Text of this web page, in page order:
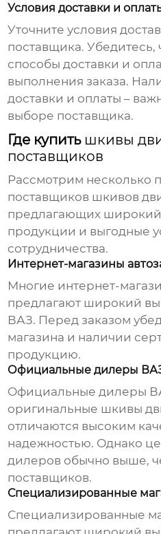
Условия доставки и
Уточните условия
поставщика. Убедитесь,
способы доставки и
выполнения заказа.
доставки и оплаты –
выборе поставщика.
Где купить шкивы
поставщиков
Рассмотрим несколько
поставщиков шкивов
предлагающих широкий
продукции и выгодные
сотрудничества.
Интернет-магазины
Многие интернет-
предлагают широкий
ВАЗ. Перед заказом
магазина и наличии
продукцию.
Официальные дилеры
Официальные дилеры
оригинальные шкивы
отличаются высоким
надежностью. Однако
дилеров обычно выше,
поставщиков.
Специализированные
Специализированные